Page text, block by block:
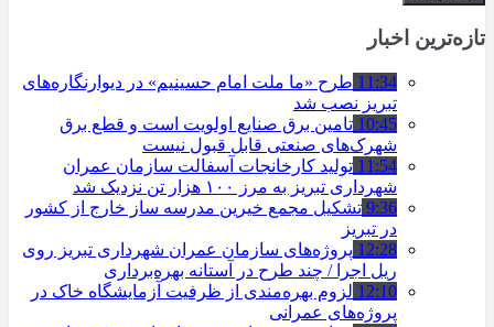
تازه‌ترین اخبار
11:34 طرح «ما ملت امام حسینیم» در دیوارنگاره‌های
تبریز نصب شد
10:45 تامین برق صنایع اولویت است و قطع برق
شهرک‌های صنعتی قابل قبول نیست
11:54 تولید کارخانجات آسفالت سازمان عمران
شهرداری تبریز به مرز ۱۰۰ هزار تن نزدیک شد
9:36 تشکیل مجمع خیرین مدرسه ‌ساز خارج از کشور
در تبریز
12:28 پروژه‌های سازمان عمران شهرداری تبریز روی
ریل اجرا / چند طرح در آستانه بهره‌برداری
12:10 لزوم بهره‌مندی از ظرفیت آزمایشگاه خاک در
پروژه‌های عمرانی